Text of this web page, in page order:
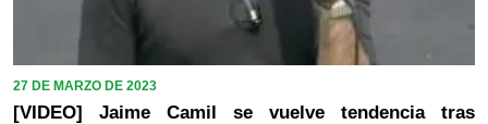
27 DE MARZO DE 2023
[VIDEO] Jaime Camil se vuelve tendencia tras